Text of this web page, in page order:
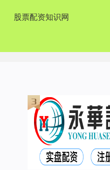
股票配资知识网